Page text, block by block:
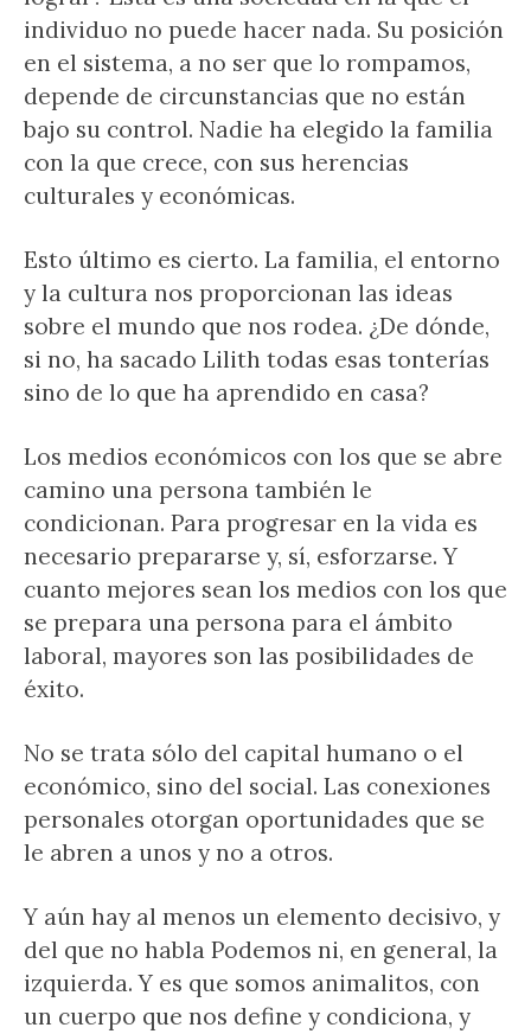
individuo no puede hacer nada. Su posición
en el sistema, a no ser que lo rompamos,
depende de circunstancias que no están
bajo su control. Nadie ha elegido la familia
con la que crece, con sus herencias
culturales y económicas.
Esto último es cierto. La familia, el entorno
y la cultura nos proporcionan las ideas
sobre el mundo que nos rodea. ¿De dónde,
si no, ha sacado Lilith todas esas tonterías
sino de lo que ha aprendido en casa?
Los medios económicos con los que se abre
camino una persona también le
condicionan. Para progresar en la vida es
necesario prepararse y, sí, esforzarse. Y
cuanto mejores sean los medios con los que
se prepara una persona para el ámbito
laboral, mayores son las posibilidades de
éxito.
No se trata sólo del capital humano o el
económico, sino del social. Las conexiones
personales otorgan oportunidades que se
le abren a unos y no a otros.
Y aún hay al menos un elemento decisivo, y
del que no habla Podemos ni, en general, la
izquierda. Y es que somos animalitos, con
un cuerpo que nos define y condiciona, y